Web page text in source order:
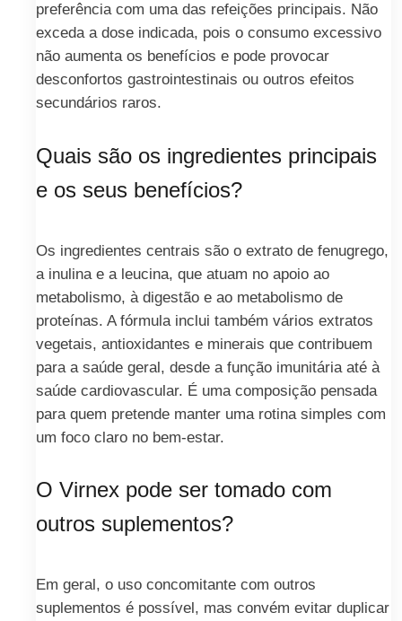
preferência com uma das refeições principais. Não
exceda a dose indicada, pois o consumo excessivo
não aumenta os benefícios e pode provocar
desconfortos gastrointestinais ou outros efeitos
secundários raros.
Quais são os ingredientes principais
e os seus benefícios?
Os ingredientes centrais são o extrato de fenugrego,
a inulina e a leucina, que atuam no apoio ao
metabolismo, à digestão e ao metabolismo de
proteínas. A fórmula inclui também vários extratos
vegetais, antioxidantes e minerais que contribuem
para a saúde geral, desde a função imunitária até à
saúde cardiovascular. É uma composição pensada
para quem pretende manter uma rotina simples com
um foco claro no bem-estar.
O Virnex pode ser tomado com
outros suplementos?
Em geral, o uso concomitante com outros
suplementos é possível, mas convém evitar duplicar